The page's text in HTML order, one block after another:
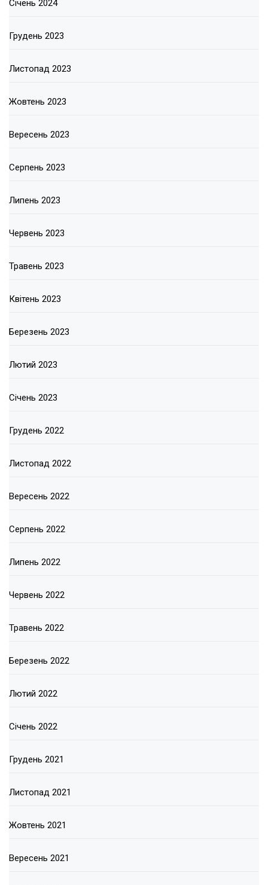
Січень 2024
Грудень 2023
Листопад 2023
Жовтень 2023
Вересень 2023
Серпень 2023
Липень 2023
Червень 2023
Травень 2023
Квітень 2023
Березень 2023
Лютий 2023
Січень 2023
Грудень 2022
Листопад 2022
Вересень 2022
Серпень 2022
Липень 2022
Червень 2022
Травень 2022
Березень 2022
Лютий 2022
Січень 2022
Грудень 2021
Листопад 2021
Жовтень 2021
Вересень 2021